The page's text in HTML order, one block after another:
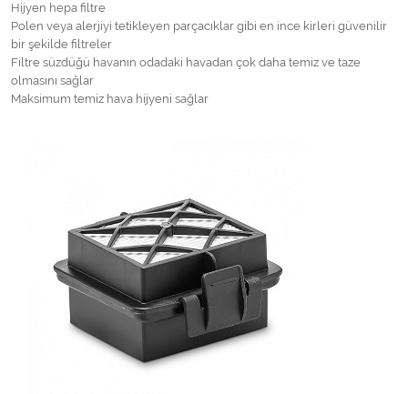
Hijyen hepa filtre
Polen veya alerjiyi tetikleyen parçacıklar gibi en ince kirleri güvenilir
bir şekilde filtreler
Filtre süzdüğü havanın odadaki havadan çok daha temiz ve taze
olmasını sağlar
Maksimum temiz hava hijyeni sağlar